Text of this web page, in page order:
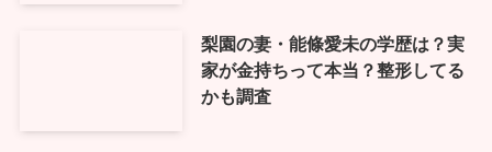
梨園の妻・能條愛未の学歴は？実
家が金持ちって本当？整形してる
かも調査